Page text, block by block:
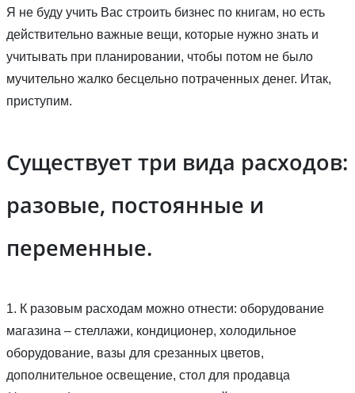
Я не буду учить Вас строить бизнес по книгам, но есть
действительно важные вещи, которые нужно знать и
учитывать при планировании, чтобы потом не было
мучительно жалко бесцельно потраченных денег. Итак,
приступим.
Существует три вида расходов:
разовые, постоянные и
переменные.
1. К разовым расходам можно отнести: оборудование
магазина – стеллажи, кондиционер, холодильное
оборудование, вазы для срезанных цветов,
дополнительное освещение, стол для продавца